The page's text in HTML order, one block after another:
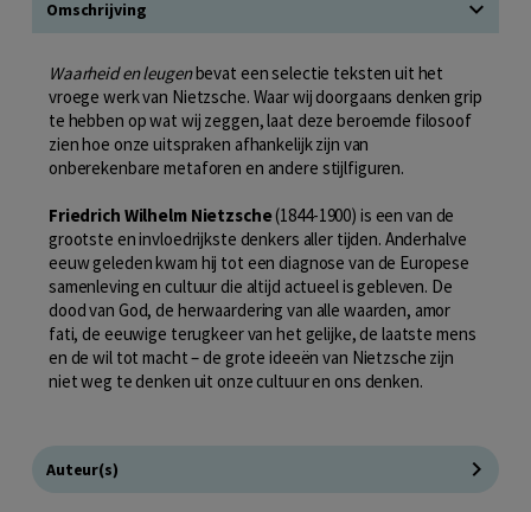
Omschrijving
Waarheid en leugenbevat een selectie teksten uit het
vroege werk van Nietzsche. Waar wij doorgaans denken grip
te hebben op wat wij zeggen, laat deze beroemde filosoof
zien hoe onze uitspraken afhankelijk zijn van
onberekenbare metaforen en andere stijlfiguren.
Friedrich Wilhelm Nietzsche(1844-1900) is een van de
grootste en invloedrijkste denkers aller tijden. Anderhalve
eeuw geleden kwam hij tot een diagnose van de Europese
samenleving en cultuur die altijd actueel is gebleven. De
dood van God, de herwaardering van alle waarden, amor
fati, de eeuwige terugkeer van het gelijke, de laatste mens
en de wil tot macht – de grote ideeën van Nietzsche zijn
niet weg te denken uit onze cultuur en ons denken.
Auteur(s)